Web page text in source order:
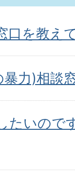
口を教え
力)相談
たいので